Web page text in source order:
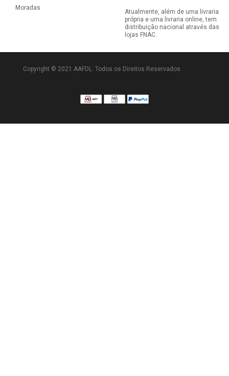
Moradas
Atualmente, além de uma livraria
própria e uma livraria online, tem
distribuição nacional através das
lojas FNAC.
Copyright © 2021 AAFDL. Todos os Direitos Reservados